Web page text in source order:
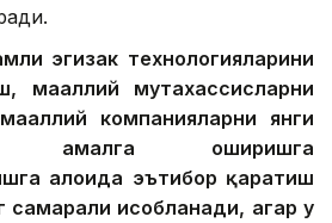
эгизак технологияларини
маҳаллий мутахассисларни
компанияларни янги
амалга оширишга
алоҳида эътибор қаратиш
самарали ҳисобланади, агар у